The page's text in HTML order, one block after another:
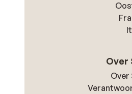
Over
Over